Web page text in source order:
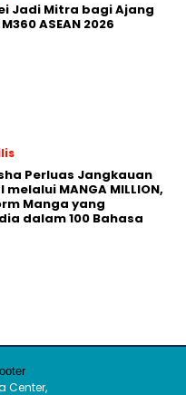
Jadi Mitra bagi Ajang
ASEAN 2026
Perluas Jangkauan
melalui MANGA MILLION,
Manga yang
dalam 100 Bahasa
Center,